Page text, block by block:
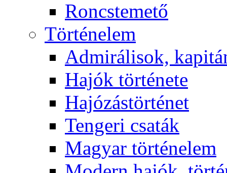
Roncstemető
Történelem
Admirálisok,
Hajók története
Hajózástörténet
Tengeri csaták
Magyar történelem